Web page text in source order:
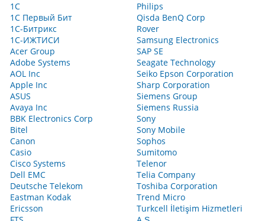
1С
1С Первый Бит
1С-Битрикс
1С-ИЖТИСИ
Acer Group
Adobe Systems
AOL Inc
Apple Inc
ASUS
Avaya Inc
BBK Electronics Corp
Bitel
Canon
Casio
Cisco Systems
Dell EMC
Deutsche Telekom
Eastman Kodak
Ericsson
Philips
Qisda BenQ Corp
Rover
Samsung Electronics
SAP SE
Seagate Technology
Seiko Epson Corporation
Sharp Corporation
Siemens Group
Siemens Russia
Sony
Sony Mobile
Sophos
Sumitomo
Telenor
Telia Company
Toshiba Corporation
Trend Micro
Turkcell İletişim Hizmetleri